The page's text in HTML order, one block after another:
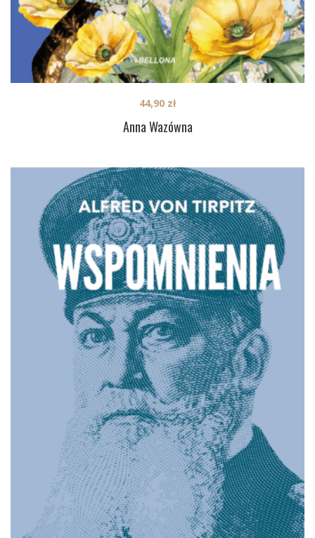
Anna Wazówna
44,90 zł